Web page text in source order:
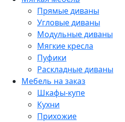
Прямые диваны
Угловые диваны
Модульные диваны
Мягкие кресла
Пуфики
Раскладные диваны
Мебель на заказ
Шкафы-купе
Кухни
Прихожие